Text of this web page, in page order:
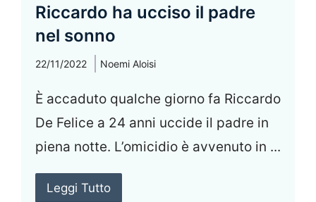
Riccardo ha ucciso il padre
nel sonno
22/11/2022 Noemi Aloisi
È accaduto qualche giorno fa Riccardo
De Felice a 24 anni uccide il padre in
piena notte. L’omicidio è avvenuto in ...
Leggi Tutto